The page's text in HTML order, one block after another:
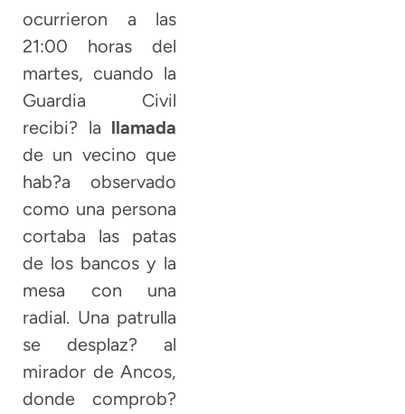
ocurrieron a las
21:00 horas del
martes, cuando la
Guardia Civil
recibi? la llamada
de un vecino que
hab?a observado
como una persona
cortaba las patas
de los bancos y la
mesa con una
radial. Una patrulla
se desplaz? al
mirador de Ancos,
donde comprob?